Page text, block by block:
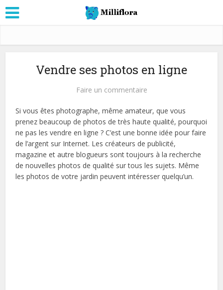
Vendre ses photos en ligne
Faire un commentaire
Si vous êtes photographe, même amateur, que vous
prenez beaucoup de photos de très haute qualité, pourquoi
ne pas les vendre en ligne ? C’est une bonne idée pour faire
de l’argent sur Internet. Les créateurs de publicité,
magazine et autre blogueurs sont toujours à la recherche
de nouvelles photos de qualité sur tous les sujets. Même
les photos de votre jardin peuvent intéresser quelqu’un.